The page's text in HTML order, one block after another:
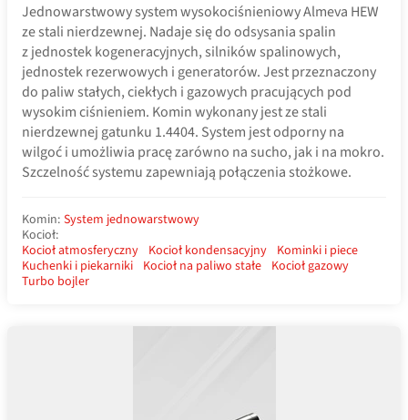
Jednowarstwowy system wysokociśnieniowy Almeva HEW
ze stali nierdzewnej. Nadaje się do odsysania spalin
z jednostek kogeneracyjnych, silników spalinowych,
jednostek rezerwowych i generatorów. Jest przeznaczony
do paliw stałych, ciekłych i gazowych pracujących pod
wysokim ciśnieniem. Komin wykonany jest ze stali
nierdzewnej gatunku 1.4404. System jest odporny na
wilgoć i umożliwia pracę zarówno na sucho, jak i na mokro.
Szczelność systemu zapewniają połączenia stożkowe.
Komin: System jednowarstwowy
Kocioł:
Kocioł atmosferyczny Kocioł kondensacyjny Kominki i piece
Kuchenki i piekarniki Kocioł na paliwo stałe Kocioł gazowy
Turbo bojler